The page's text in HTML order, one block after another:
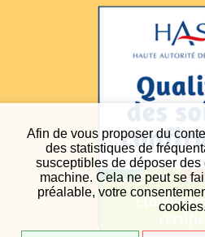
Afin de vous proposer du
des statistiques de
susceptibles de déposer des
machine. Cela ne peut se
préalable, votre
cookies.